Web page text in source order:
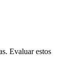
Evaluar estos